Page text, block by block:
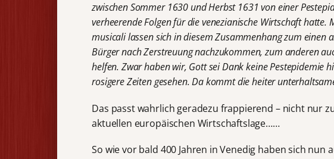
zwischen Sommer 1630 und Herbst 1631 von einer
verheerende Folgen für die venezianische Wirtschaft hatte.
musicali lassen sich in diesem Zusammenhang zum einen
Bürger nach Zerstreuung nachzukommen, zum anderen
helfen. Zwar haben wir, Gott sei Dank keine Pestepidemie
rosigere Zeiten gesehen. Da kommt die heiter
Das passt wahrlich geradezu frappierend – nicht nur
aktuellen europäischen Wirtschaftslage……
So wie vor bald 400 Jahren in Venedig haben sich nun